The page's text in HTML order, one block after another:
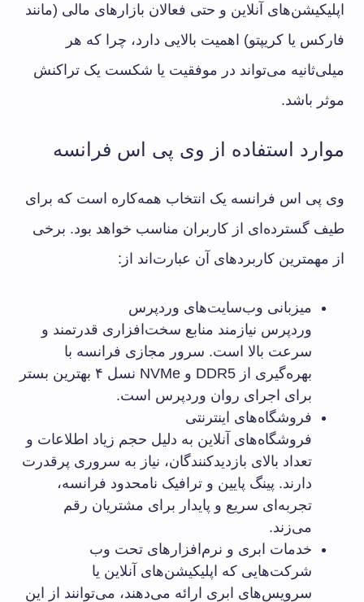
اپلیکیشن‌های آنلاین و حتی فعالان بازارهای مالی (مانند
فارکس یا کریپتو) اهمیت بالایی دارد، چرا که هر
میلی‌ثانیه می‌تواند در موفقیت یا شکست یک تراکنش
موثر باشد.
موارد استفاده از وی پی اس فرانسه
وی پی اس فرانسه یک انتخاب همه‌کاره است که برای
طیف گسترده‌ای از کاربران مناسب خواهد بود. برخی
از مهمترین کاربردهای آن عبارت‌اند از:
میزبانی وب‌سایت‌های وردپرس
وردپرس نیازمند منابع سخت‌افزاری قدرتمند و
سرعت بالا است. سرور مجازی فرانسه با
بهره‌گیری از DDR5 و NVMe نسل ۴ بهترین بستر
برای اجرای روان وردپرس است.
فروشگاه‌های اینترنتی
فروشگاه‌های آنلاین به دلیل حجم زیاد اطلاعات و
تعداد بالای بازدیدکنندگان، نیاز به سروری پرقدرت
دارند. پینگ پایین و ترافیک نامحدود فرانسه،
تجربه‌ای سریع و پایدار برای مشتریان رقم
می‌زند.
خدمات ابری و نرم‌افزارهای تحت وب
شرکت‌هایی که اپلیکیشن‌های آنلاین یا
سرویس‌های ابری ارائه می‌دهند، می‌توانند از این